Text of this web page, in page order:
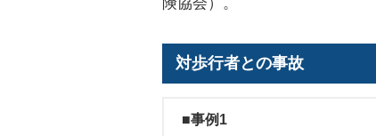
対歩行者との事故
■事例1